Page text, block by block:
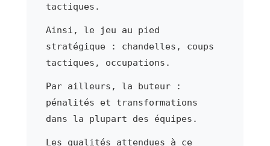
tactiques.
Ainsi, le jeu au pied
stratégique : chandelles, coups
tactiques, occupations.
Par ailleurs, la buteur :
pénalités et transformations
dans la plupart des équipes.
Les qualités attendues à ce